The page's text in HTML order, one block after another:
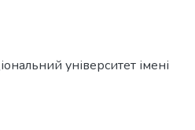
університет імені